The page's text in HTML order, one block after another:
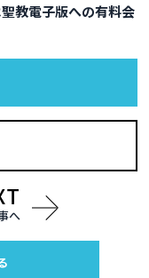
教電子版への有料会
へ